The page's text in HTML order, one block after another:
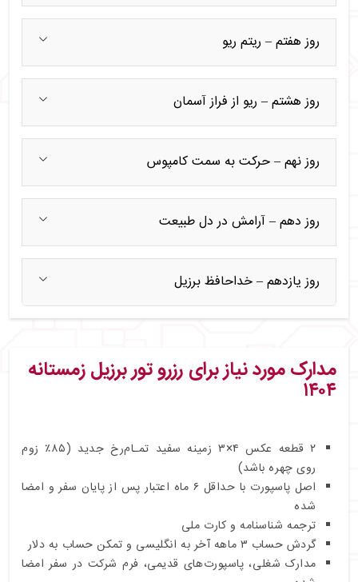
روز هفتم – ریتم ریو
روز هشتم – ریو از فراز آسمان
روز نهم – حرکت به سمت کامپوس
روز دهم – آرامش در دل طبیعت
روز یازدهم – خداحافظ برزیل
مدارک مورد نیاز برای رزرو تور برزیل زمستانه
۱۴۰۴
۲ قطعه عکس ۴×۳ زمینه سفید تمـام‌رخ جدید (۸۵٪ زوم
روی چهره باشد)
اصل پاسپورت با حداقل ۶ ماه اعتبار پس از پایان سفر و امضا
شده
ترجمه شناسنامه و کارت ملی
گردش حساب ۳ ماهه آخر به انگلیسی و تمکن حساب به دلار
مدارک شغلی، پاسپورت‌های قدیمی، فرم شرکت در سفر امضا